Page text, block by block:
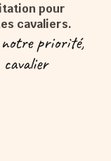
pour
cavaliers.
priorité,